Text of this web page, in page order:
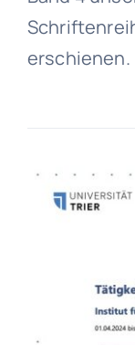
erschienen.